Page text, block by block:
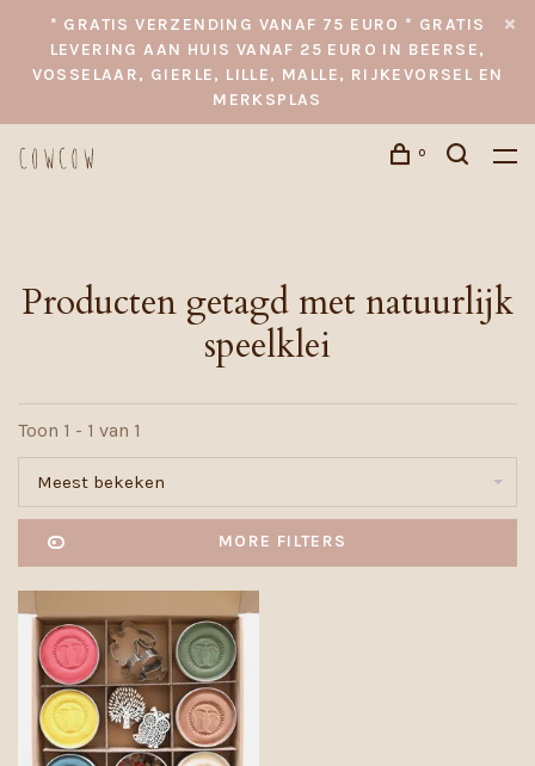
* GRATIS VERZENDING VANAF 75 EURO * GRATIS
LEVERING AAN HUIS VANAF 25 EURO IN BEERSE,
VOSSELAAR, GIERLE, LILLE, MALLE, RIJKEVORSEL EN
MERKSPLAS
0
Producten getagd met natuurlijk
speelklei
Toon 1 - 1 van 1
Meest bekeken
MORE FILTERS